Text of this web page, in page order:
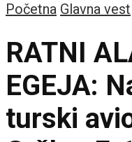
Početna Glavna vest
RATNI
EGEJA:
turski